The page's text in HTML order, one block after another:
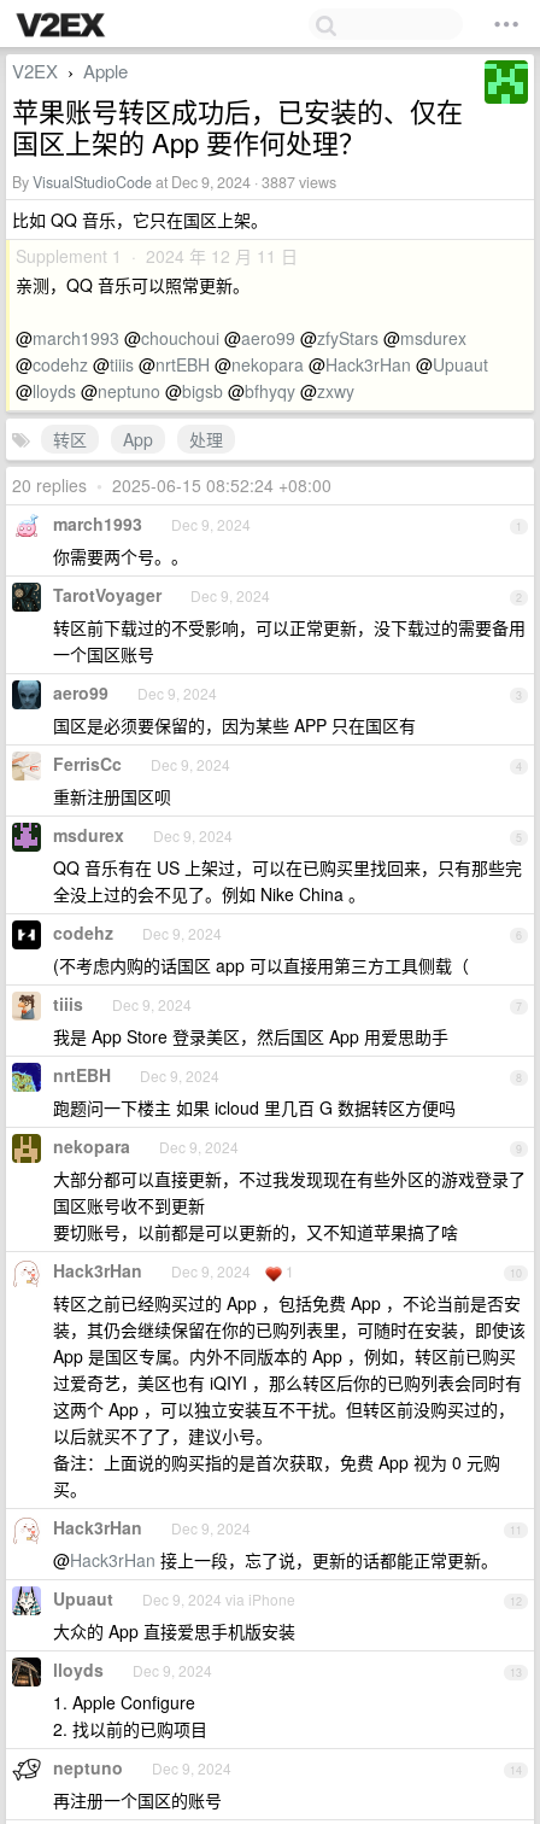
V2EX › Apple
苹果账号转区成功后，已安装的、仅在
国区上架的 App 要作何处理？
ByVisualStudioCodeat Dec 9, 2024 · 3887 views
比如 QQ 音乐，它只在国区上架。
Supplement 1 · 2024 年 12 月 11 日
亲测，QQ 音乐可以照常更新。
@march1993 @chouchoui @aero99 @zfyStars @msdurex
@codehz @tiiis @nrtEBH @nekopara @Hack3rHan @Upuaut
@lloyds @neptuno @bigsb @bfhyqy @zxwy
转区
App
处理
20 replies • 2025-06-15 08:52:24 +08:00
1
march1993 Dec 9, 2024
你需要两个号。。
2
TarotVoyager Dec 9, 2024
转区前下载过的不受影响，可以正常更新，没下载过的需要备用
一个国区账号
3
aero99 Dec 9, 2024
国区是必须要保留的，因为某些 APP 只在国区有
4
FerrisCc Dec 9, 2024
重新注册国区呗
5
msdurex Dec 9, 2024
QQ 音乐有在 US 上架过，可以在已购买里找回来，只有那些完
全没上过的会不见了。例如 Nike China 。
6
codehz Dec 9, 2024
(不考虑内购的话国区 app 可以直接用第三方工具侧载（
7
tiiis Dec 9, 2024
我是 App Store 登录美区，然后国区 App 用爱思助手
8
nrtEBH Dec 9, 2024
跑题问一下楼主 如果 icloud 里几百 G 数据转区方便吗
9
nekopara Dec 9, 2024
大部分都可以直接更新，不过我发现现在有些外区的游戏登录了
国区账号收不到更新
要切账号，以前都是可以更新的，又不知道苹果搞了啥
10
Hack3rHan Dec 9, 2024 1
转区之前已经购买过的 App ，包括免费 App ，不论当前是否安
装，其仍会继续保留在你的已购列表里，可随时在安装，即使该
App 是国区专属。内外不同版本的 App ，例如，转区前已购买
过爱奇艺，美区也有 iQIYI ，那么转区后你的已购列表会同时有
这两个 App ，可以独立安装互不干扰。但转区前没购买过的，
以后就买不了了，建议小号。
备注：上面说的购买指的是首次获取，免费 App 视为 0 元购
买。
11
Hack3rHan Dec 9, 2024
@Hack3rHan 接上一段，忘了说，更新的话都能正常更新。
12
Upuaut Dec 9, 2024 via iPhone
大众的 App 直接爱思手机版安装
13
lloyds Dec 9, 2024
1. Apple Configure
2. 找以前的已购项目
14
neptuno Dec 9, 2024
再注册一个国区的账号